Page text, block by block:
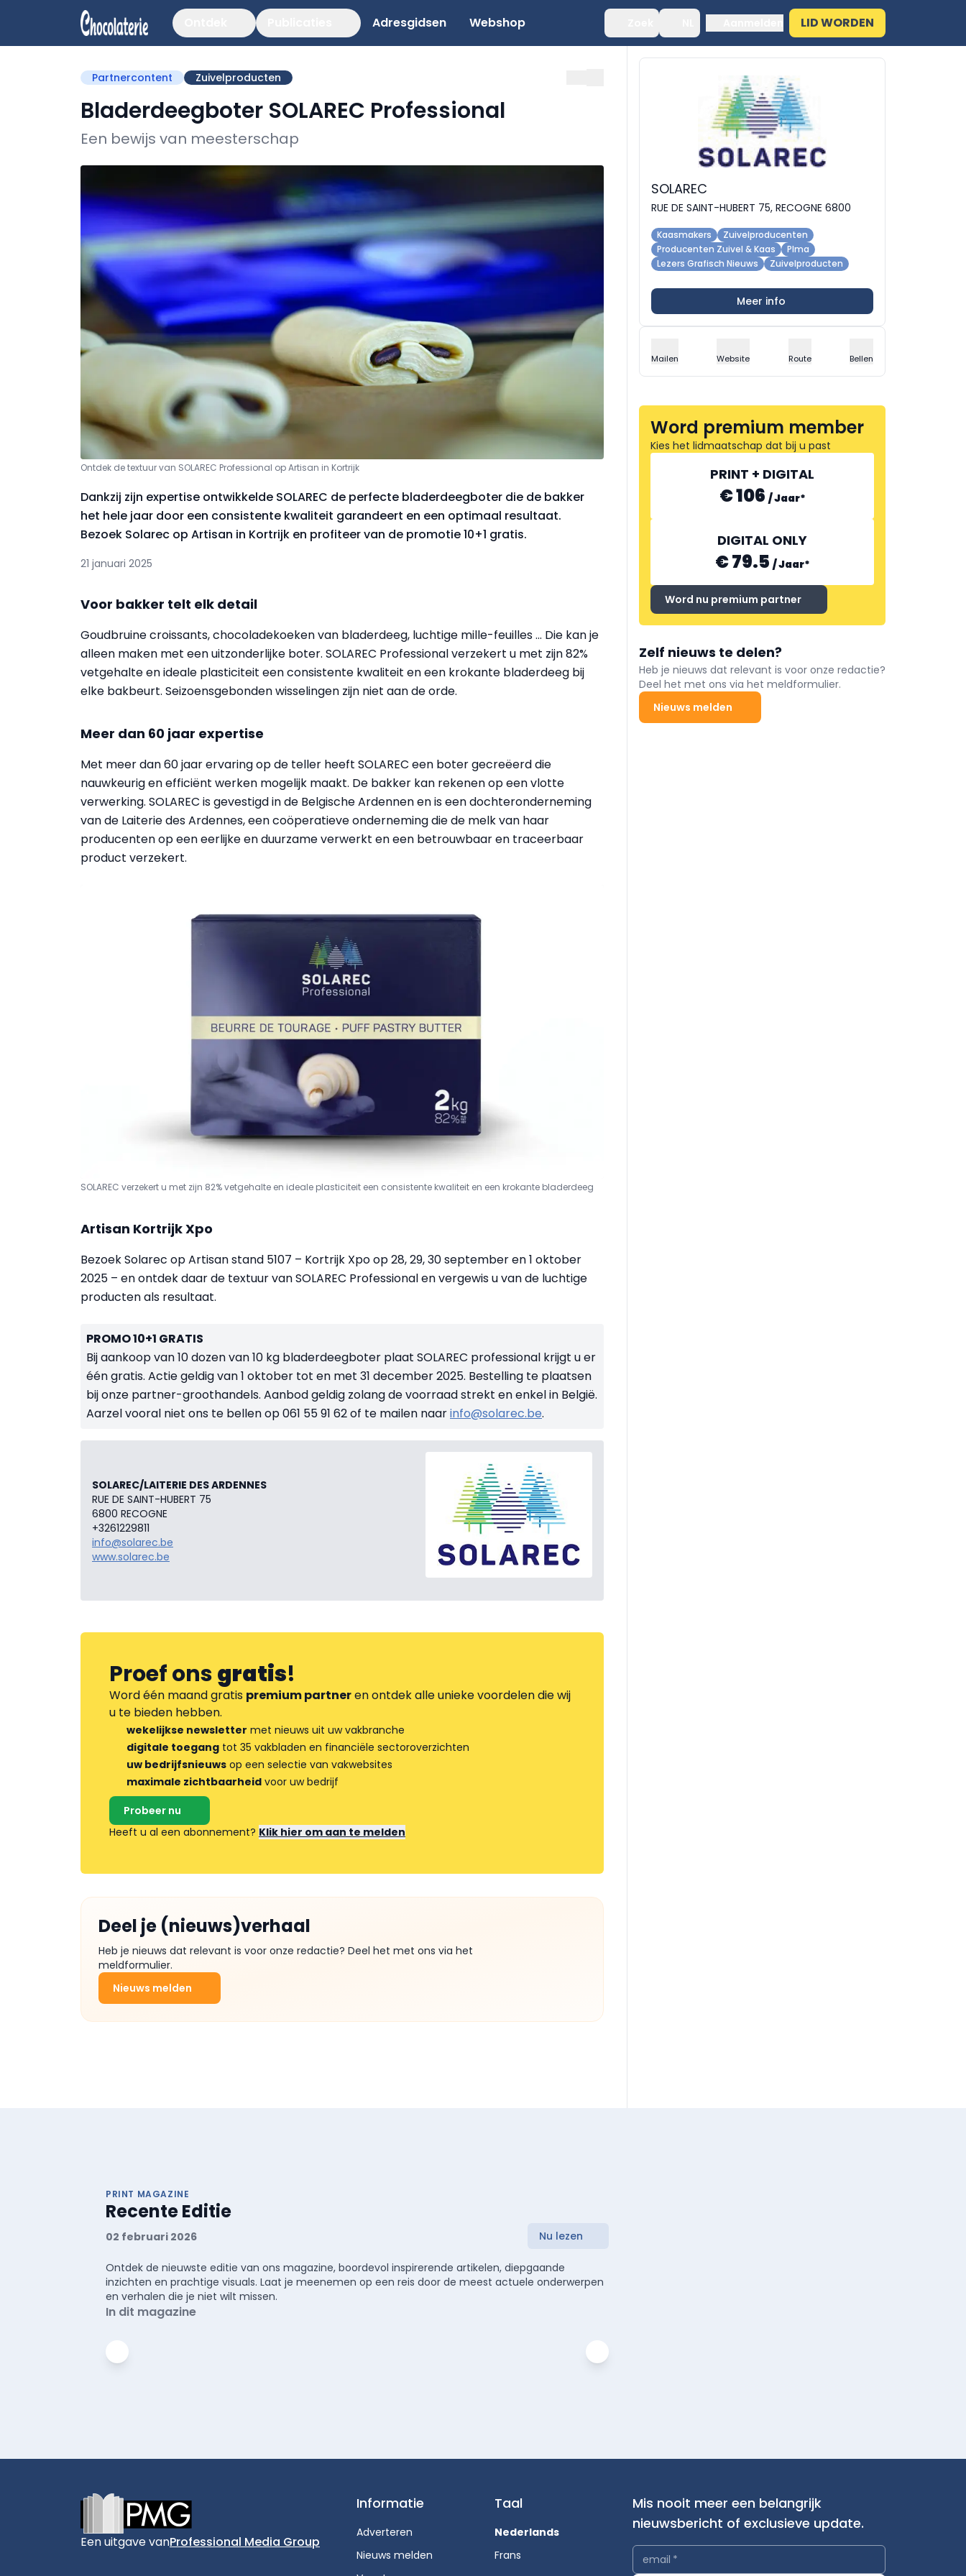
Adresgidsen Webshop LID WORDEN
Partnercontent Zuivelproducten
Bladerdeegboter SOLAREC Professional
Een bewijs van meesterschap
Ontdek de textuur van SOLAREC Professional op Artisan in Kortrijk
Dankzij zijn expertise ontwikkelde SOLAREC de perfecte bladerdeegboter die de bakker
het hele jaar door een consistente kwaliteit garandeert en een optimaal resultaat.
Bezoek Solarec op Artisan in Kortrijk en profiteer van de promotie 10+1 gratis.
21 januari 2025
Voor bakker telt elk detail
Goudbruine croissants, chocoladekoeken van bladerdeeg, luchtige mille-feuilles … Die kan je
alleen maken met een uitzonderlijke boter. SOLAREC Professional verzekert u met zijn 82%
vetgehalte en ideale plasticiteit een consistente kwaliteit en een krokante bladerdeeg bij
elke bakbeurt. Seizoensgebonden wisselingen zijn niet aan de orde.
Meer dan 60 jaar expertise
Met meer dan 60 jaar ervaring op de teller heeft SOLAREC een boter gecreëerd die
nauwkeurig en efficiënt werken mogelijk maakt. De bakker kan rekenen op een vlotte
verwerking. SOLAREC is gevestigd in de Belgische Ardennen en is een dochteronderneming
van de Laiterie des Ardennes, een coöperatieve onderneming die de melk van haar
producenten op een eerlijke en duurzame verwerkt en een betrouwbaar en traceerbaar
product verzekert.
SOLAREC verzekert u met zijn 82% vetgehalte en ideale plasticiteit een consistente kwaliteit en een krokante bladerdeeg
Artisan Kortrijk Xpo
Bezoek Solarec op Artisan stand 5107 – Kortrijk Xpo op 28, 29, 30 september en 1 oktober
2025 – en ontdek daar de textuur van SOLAREC Professional en vergewis u van de luchtige
producten als resultaat.
PROMO 10+1 GRATIS
Bij aankoop van 10 dozen van 10 kg bladerdeegboter plaat SOLAREC professional krijgt u er
één gratis. Actie geldig van 1 oktober tot en met 31 december 2025. Bestelling te plaatsen
bij onze partner-groothandels. Aanbod geldig zolang de voorraad strekt en enkel in België.
Aarzel vooral niet ons te bellen op 061 55 91 62 of te mailen naarinfo@solarec.be.
SOLAREC/LAITERIE DES ARDENNES
RUE DE SAINT-HUBERT 75
6800 RECOGNE
+3261229811
info@solarec.be
www.solarec.be
Proef onsgratis!
Word één maand gratis premium partneren ontdek alle unieke voordelen die wij
u te bieden hebben.
wekelijkse newsletter met nieuws uit uw vakbranche
digitale toegang tot 35 vakbladen en financiële sectoroverzichten
uw bedrijfsnieuws op een selectie van vakwebsites
maximale zichtbaarheid voor uw bedrijf
Probeer nu
Heeft u al een abonnement? Klik hier om aan te melden
Deel je (nieuws)verhaal
Heb je nieuws dat relevant is voor onze redactie? Deel het met ons via het
meldformulier.
Nieuws melden
SOLAREC
RUE DE SAINT-HUBERT 75, RECOGNE 6800
Kaasmakers
Zuivelproducenten
Producenten Zuivel & Kaas
Plma
Lezers Grafisch Nieuws
Zuivelproducten
Meer info
Mailen Website Route Bellen
Word premium member
Kies het lidmaatschap dat bij u past
PRINT + DIGITAL
€ 106 /Jaar*
DIGITAL ONLY
€ 79.5 /Jaar*
Word nu premium partner
Zelf nieuws te delen?
Heb je nieuws dat relevant is voor onze redactie?
Deel het met ons via het meldformulier.
Nieuws melden
PRINT MAGAZINE
Recente Editie
02 februari 2026 Nu lezen
Ontdek de nieuwste editie van ons magazine, boordevol inspirerende artikelen, diepgaande
inzichten en prachtige visuals. Laat je meenemen op een reis door de meest actuele onderwerpen
en verhalen die je niet wilt missen.
In dit magazine
Een uitgave vanProfessional Media Group
Informatie
Adverteren
Nieuws melden
Taal
Nederlands
Frans
Mis nooit meer een belangrijk
nieuwsbericht of exclusieve update.
email *